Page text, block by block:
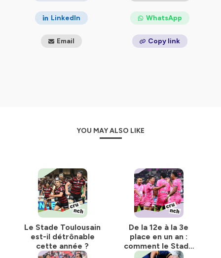
LinkedIn WhatsApp
Email Copy link
YOU MAY ALSO LIKE
Le Stade Toulousain
est-il détrônable
cette année ?
De la 12e à la 3e
place en un an :
comment le Stade
Français s’est